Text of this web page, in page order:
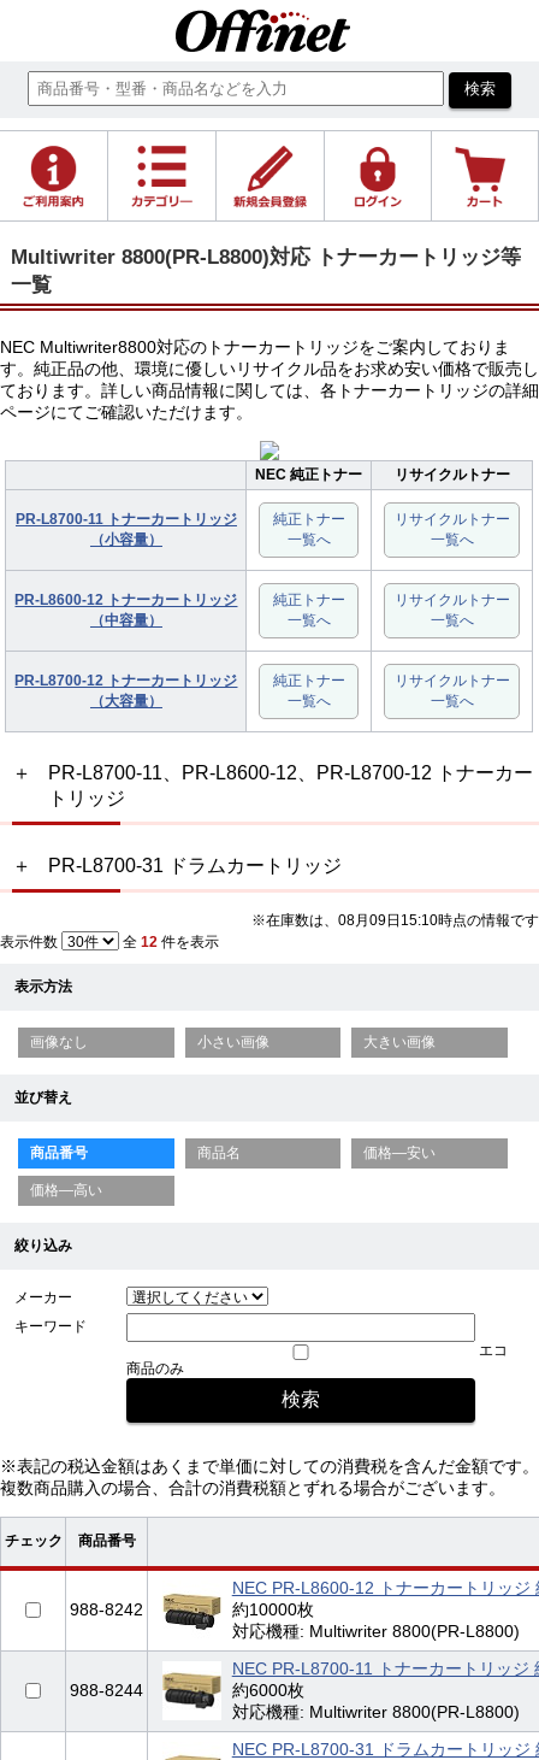
Multiwriter 8800(PR-L8800)対応 トナーカートリッジ等
一覧
NEC Multiwriter8800対応のトナーカートリッジをご案内しておりま
す。純正品の他、環境に優しいリサイクル品をお求め安い価格で販売し
ております。詳しい商品情報に関しては、各トナーカートリッジの詳細
ページにてご確認いただけます。
NEC 純正トナー リサイクルトナー
PR-L8700-11 トナーカートリッジ
（小容量）
純正トナー
一覧へ
リサイクルトナー
一覧へ
PR-L8600-12 トナーカートリッジ
（中容量）
純正トナー
一覧へ
リサイクルトナー
一覧へ
PR-L8700-12 トナーカートリッジ
（大容量）
純正トナー
一覧へ
リサイクルトナー
一覧へ
PR-L8700-11、PR-L8600-12、PR-L8700-12 トナーカー
トリッジ
PR-L8700-31 ドラムカートリッジ
※在庫数は、08月09日15:10時点の情報です
表示件数 全 12 件を表示
表示方法
画像なし 小さい画像 大きい画像
並び替え
商品番号 商品名 価格—安い
価格—高い
絞り込み
メーカー
キーワード
エコ
商品のみ
※表記の税込金額はあくまで単価に対しての消費税を含んだ金額です。
複数商品購入の場合、合計の消費税額とずれる場合がございます。
チェック 商品番号
988-8242
NEC PR-L8600-12 トナーカートリッジ
約10000枚
対応機種: Multiwriter 8800(PR-L8800)
988-8244
NEC PR-L8700-11 トナーカートリッジ
約6000枚
対応機種: Multiwriter 8800(PR-L8800)
NEC PR-L8700-31 ドラムカートリッジ